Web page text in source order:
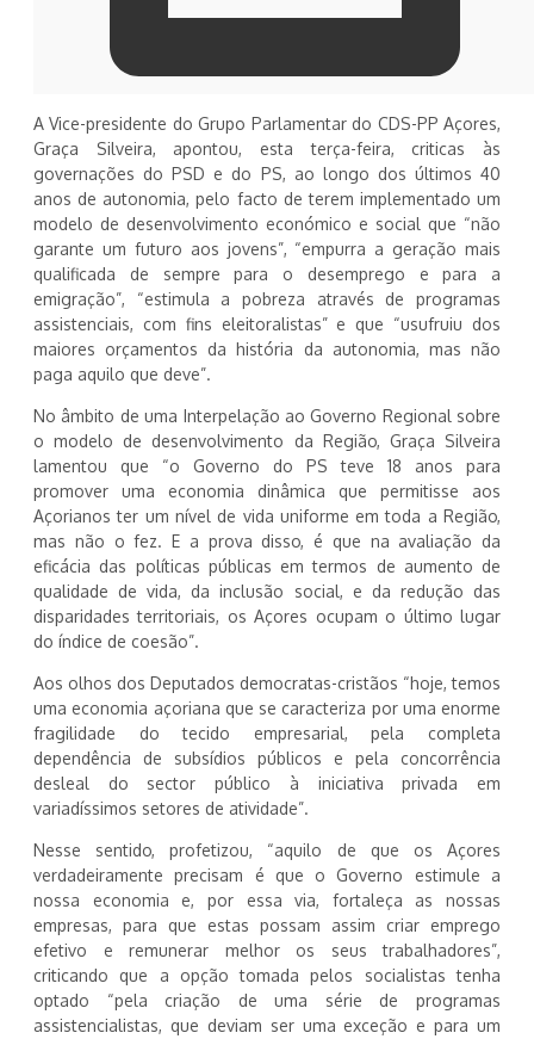
A Vice-presidente do Grupo Parlamentar do CDS-PP Açores,
Graça Silveira, apontou, esta terça-feira, criticas às
governações do PSD e do PS, ao longo dos últimos 40
anos de autonomia, pelo facto de terem implementado um
modelo de desenvolvimento económico e social que “não
garante um futuro aos jovens”, “empurra a geração mais
qualificada de sempre para o desemprego e para a
emigração”, “estimula a pobreza através de programas
assistenciais, com fins eleitoralistas” e que “usufruiu dos
maiores orçamentos da história da autonomia, mas não
paga aquilo que deve”.
No âmbito de uma Interpelação ao Governo Regional sobre
o modelo de desenvolvimento da Região, Graça Silveira
lamentou que “o Governo do PS teve 18 anos para
promover uma economia dinâmica que permitisse aos
Açorianos ter um nível de vida uniforme em toda a Região,
mas não o fez. E a prova disso, é que na avaliação da
eficácia das políticas públicas em termos de aumento de
qualidade de vida, da inclusão social, e da redução das
disparidades territoriais, os Açores ocupam o último lugar
do índice de coesão”.
Aos olhos dos Deputados democratas-cristãos “hoje, temos
uma economia açoriana que se caracteriza por uma enorme
fragilidade do tecido empresarial, pela completa
dependência de subsídios públicos e pela concorrência
desleal do sector público à iniciativa privada em
variadíssimos setores de atividade”.
Nesse sentido, profetizou, “aquilo de que os Açores
verdadeiramente precisam é que o Governo estimule a
nossa economia e, por essa via, fortaleça as nossas
empresas, para que estas possam assim criar emprego
efetivo e remunerar melhor os seus trabalhadores”,
criticando que a opção tomada pelos socialistas tenha
optado “pela criação de uma série de programas
assistencialistas, que deviam ser uma exceção e para um